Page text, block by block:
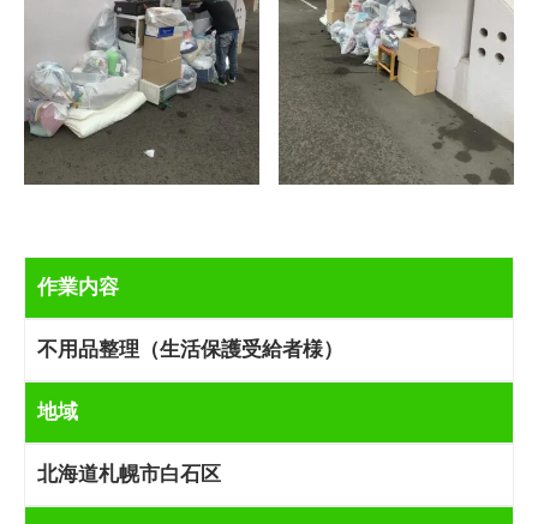
作業内容
不用品整理（生活保護受給者様）
地域
北海道札幌市白石区